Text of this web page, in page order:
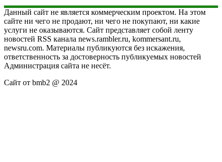
Данный сайт не является коммерческим проектом. На этом
сайте ни чего не продают, ни чего не покупают, ни какие
услуги не оказываются. Сайт представляет собой ленту
новостей RSS канала news.rambler.ru, kommersant.ru,
newsru.com. Материалы публикуются без искажения,
ответственность за достоверность публикуемых новостей
Администрация сайта не несёт.
Сайт от bmb2 @ 2024